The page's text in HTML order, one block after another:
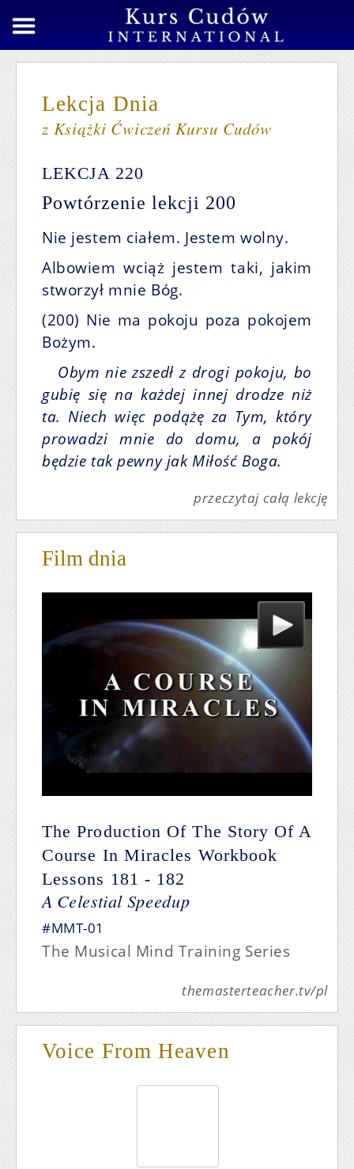
Lekcja Dnia
z Książki Ćwiczeń Kursu Cudów
LEKCJA 220
Powtórzenie lekcji 200
Nie jestem ciałem. Jestem wolny.
Albowiem wciąż jestem taki, jakim
stworzył mnie Bóg.
(200) Nie ma pokoju poza pokojem
Bożym.
Obym nie zszedł z drogi pokoju, bo
gubię się na każdej innej drodze niż
ta. Niech więc podążę za Tym, który
prowadzi mnie do domu, a pokój
będzie tak pewny jak Miłość Boga.
przeczytaj całą lekcję
Film dnia
The Production Of The Story Of A
Course In Miracles Workbook
Lessons 181 - 182
A Celestial Speedup
#MMT-01
The Musical Mind Training Series
themasterteacher.tv/pl
Voice From Heaven